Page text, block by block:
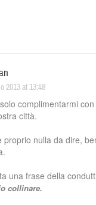
2013 at 13:48
complimentarmi
città.
proprio nulla da dire,
una frase della
collinare.